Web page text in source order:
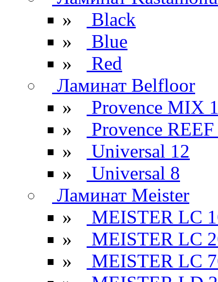
»
Black
»
Blue
»
Red
Ламинат Belfloor
»
Provence MIX
»
Provence
»
Universal 12
»
Universal 8
Ламинат Meister
»
MEISTER LC
»
MEISTER LC
»
MEISTER LC